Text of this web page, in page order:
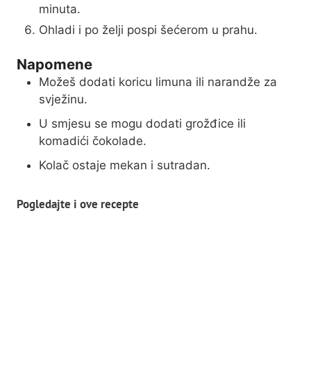
minuta.
Ohladi i po želji pospi šećerom u prahu.
Napomene
Možeš dodati koricu limuna ili narandže za
svježinu.
U smjesu se mogu dodati grožđice ili
komadići čokolade.
Kolač ostaje mekan i sutradan.
Pogledajte i ove recepte